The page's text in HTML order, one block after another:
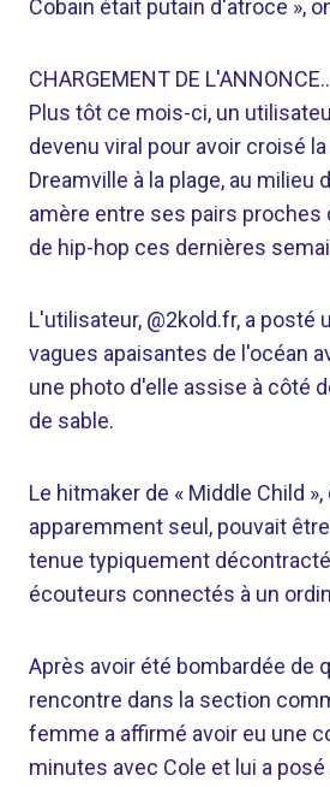
Cobain était putain d'atroce »,
CHARGEMENT DE
Plus tôt ce mois-ci, un
devenu viral pour avoir croisé
Dreamville à la plage, au milieu
amère entre ses pairs proches
de hip-hop ces dernières
L'utilisateur, @2kold.fr, a posté
vagues apaisantes de l'océan
une photo d'elle assise à côté
de sable.
Le hitmaker de « Middle Child
apparemment seul, pouvait
tenue typiquement
écouteurs connectés à un
Après avoir été bombardée de
rencontre dans la section
femme a affirmé avoir eu une
minutes avec Cole et lui a